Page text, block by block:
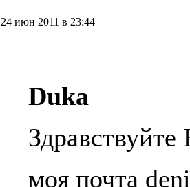
24 июн 2011 в 23:44
Duka
моя почта